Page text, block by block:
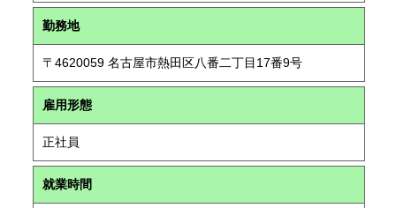
勤務地
〒4620059 名古屋市熱田区八番二丁目17番9号
雇用形態
正社員
就業時間